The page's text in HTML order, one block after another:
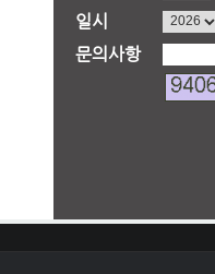
일시
문의사항